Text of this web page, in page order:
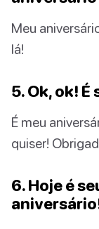
Meu
lá!
5. Ok, ok!
É meu
quiser!
6. Hoje é